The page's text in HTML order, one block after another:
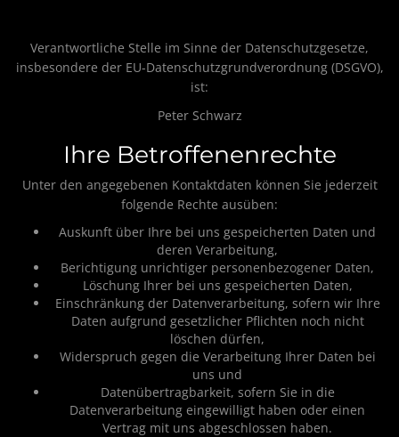
Verantwortliche Stelle im Sinne der Datenschutzgesetze,
insbesondere der EU-Datenschutzgrundverordnung (DSGVO),
ist:
Peter Schwarz
Ihre Betroffenenrechte
Unter den angegebenen Kontaktdaten können Sie jederzeit
folgende Rechte ausüben:
Auskunft über Ihre bei uns gespeicherten Daten und
deren Verarbeitung,
Berichtigung unrichtiger personenbezogener Daten,
Löschung Ihrer bei uns gespeicherten Daten,
Einschränkung der Datenverarbeitung, sofern wir Ihre
Daten aufgrund gesetzlicher Pflichten noch nicht
löschen dürfen,
Widerspruch gegen die Verarbeitung Ihrer Daten bei
uns und
Datenübertragbarkeit, sofern Sie in die
Datenverarbeitung eingewilligt haben oder einen
Vertrag mit uns abgeschlossen haben.